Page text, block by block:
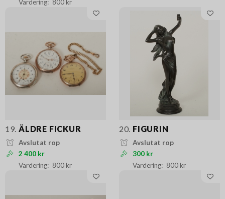
800 kr
19. ÄLDRE FICKUR
Avslutat rop
2 400 kr
800 kr
20. FIGURIN
Avslutat rop
300 kr
800 kr